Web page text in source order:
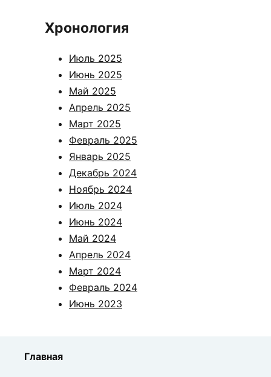
Хронология
Июль 2025
Июнь 2025
Май 2025
Апрель 2025
Март 2025
Февраль 2025
Январь 2025
Декабрь 2024
Ноябрь 2024
Июль 2024
Июнь 2024
Май 2024
Апрель 2024
Март 2024
Февраль 2024
Июнь 2023
Главная